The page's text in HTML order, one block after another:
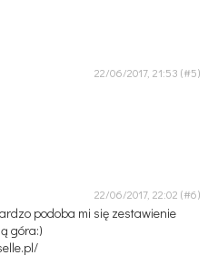
22/06/2017, 21:53
22/06/2017, 22:02
podoba mi się zestawienie
góra:)